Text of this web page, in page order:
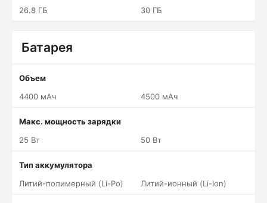
26.8 ГБ 30 ГБ
Батарея
Объем
4400 мАч
4500 мАч
Макс. мощность зарядки
25 Вт
50 Вт
Тип аккумулятора
Литий-полимерный (Li-Po)
Литий-ионный (Li-Ion)